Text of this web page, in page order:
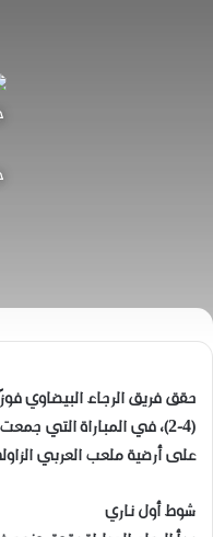
حقق فريق الرجاء البيضاوي
على أرضية ملعب العربي
شوط أول ناري